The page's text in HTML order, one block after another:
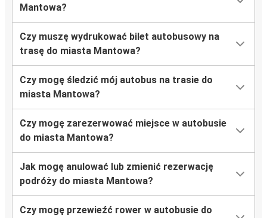
Mantowa?
Czy muszę wydrukować bilet autobusowy na
trasę do miasta Mantowa?
Czy mogę śledzić mój autobus na trasie do
miasta Mantowa?
Czy mogę zarezerwować miejsce w autobusie
do miasta Mantowa?
Jak mogę anulować lub zmienić rezerwację
podróży do miasta Mantowa?
Czy mogę przewieźć rower w autobusie do